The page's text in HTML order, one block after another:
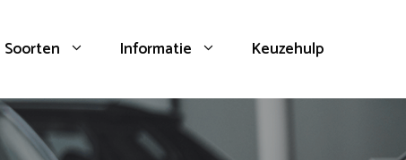
Soorten Informatie Keuzehulp